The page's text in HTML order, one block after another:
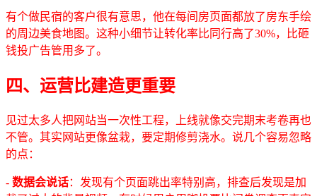
有个做民宿的客户很有意思，他在每间房页面都放了房东手绘
的周边美食地图。这种小细节让转化率比同行高了30%，比砸
钱投广告管用多了。
四、运营比建造更重要
见过太多人把网站当一次性工程，上线就像交完期末考卷再也
不管。其实网站更像盆栽，要定期修剪浇水。说几个容易忽略
的点：
- 数据会说话：发现有个页面跳出率特别高，排查后发现是加